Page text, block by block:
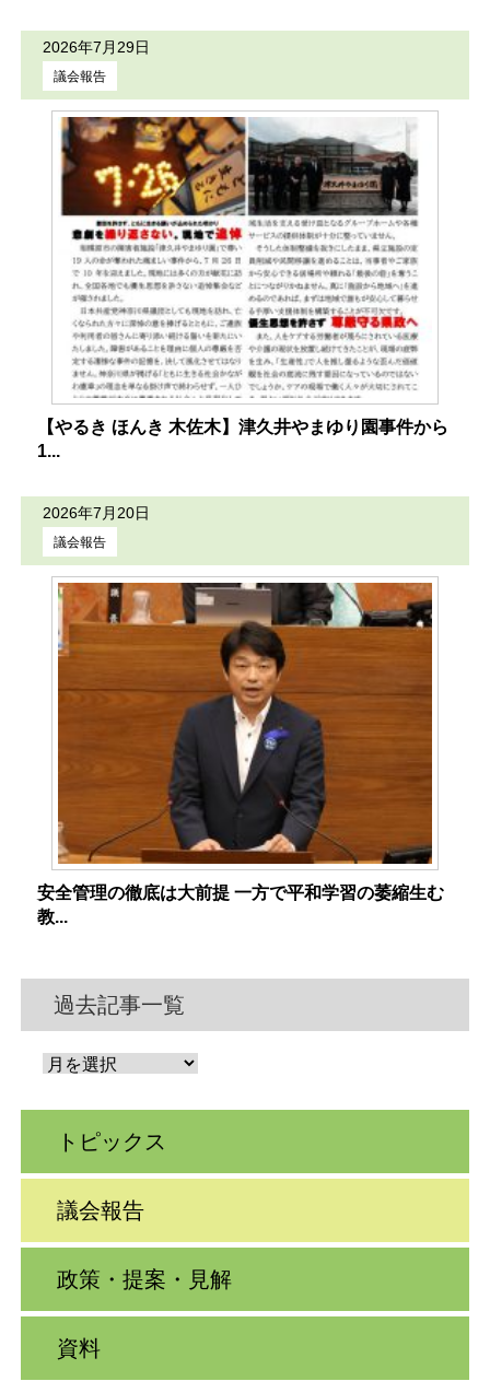
2026年7月29日
議会報告
【やるき ほんき 木佐木】津久井やまゆり園事件から
1...
2026年7月20日
議会報告
安全管理の徹底は大前提 一方で平和学習の萎縮生む
教...
過去記事一覧
トピックス
議会報告
政策・提案・見解
資料